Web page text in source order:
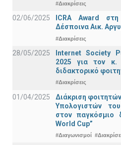
#Διακρίσεις
02/06/2025
ICRA Award στη
Δέσποινα Αικ.
#Διακρίσεις
28/05/2025
Internet Society
2025 για τον κ.
διδακτορικό
#Διακρίσεις
01/04/2025
Διάκριση
Υπολογιστών
στον παγκόσμιο
World Cup”
#Διαγωνισμοί